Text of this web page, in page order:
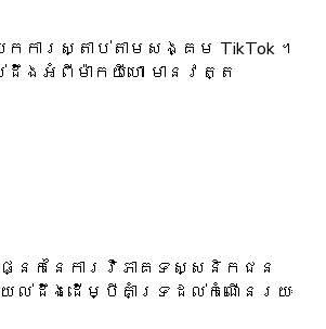
ារស្តាប់តាមសង្គម TikTok ។
ដឹងអំពីម៉ាកយីហោ មានវត្ត
នែកនៃការវិភាគទស្សនិកជន
ដឹងដើម្បីគាំទ្រដល់កំណើនរយៈ